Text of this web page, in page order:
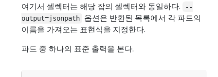
여기서 셀렉터는 해당 잡의 셀렉터와 동일하다.
--
output=jsonpath
옵션은 반환된 목록에서 각 파드의
이름을 가져오는 표현식을 지정한다.
파드 중 하나의 표준 출력을 본다.